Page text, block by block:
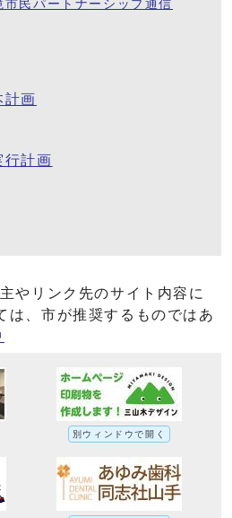
市民パートナーシップ通信
計画
行計画
やリンク先のサイト内容に
は、市が推奨するものではあ
別ウィンドウで開く